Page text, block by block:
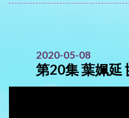
2020-05-08
第20集 葉姵延